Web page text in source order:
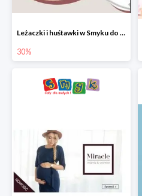
Leżaczki i huśtawki w Smyku do -30%
30%